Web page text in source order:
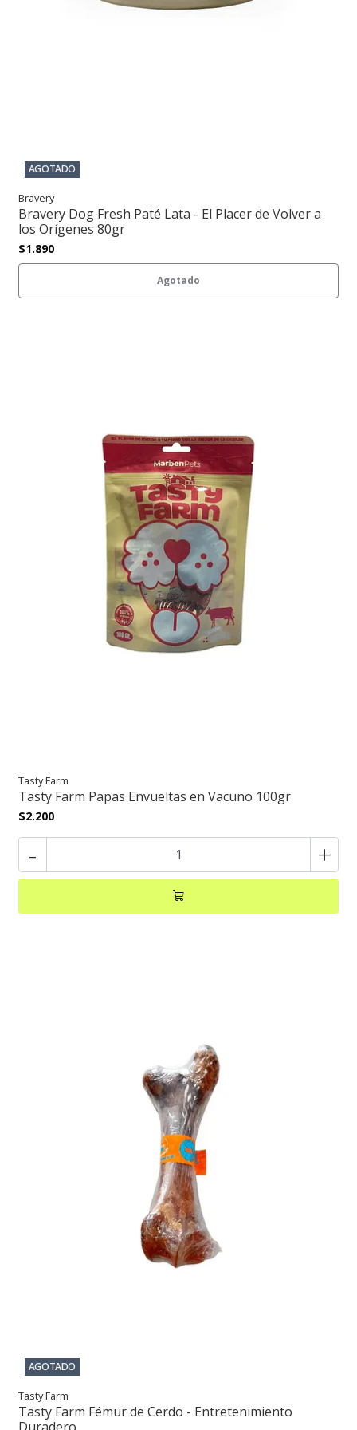
AGOTADO
Bravery
Bravery Dog Fresh Paté Lata - El Placer de Volver a
los Orígenes 80gr
$1.890
Agotado
Tasty Farm
Tasty Farm Papas Envueltas en Vacuno 100gr
$2.200
- +
AGOTADO
Tasty Farm
Tasty Farm Fémur de Cerdo - Entretenimiento